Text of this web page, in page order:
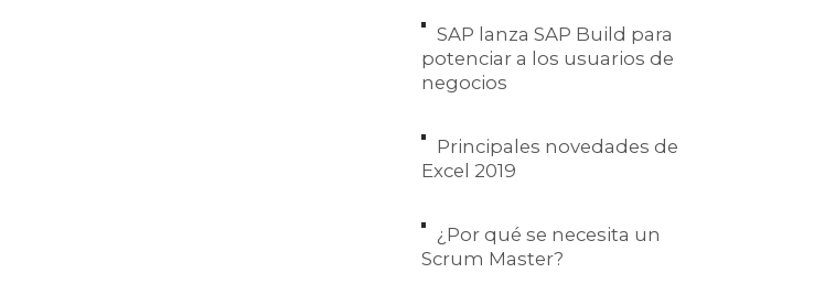
SAP lanza SAP Build para
potenciar a los usuarios de
negocios
Principales novedades de
Excel 2019
¿Por qué se necesita un
Scrum Master?